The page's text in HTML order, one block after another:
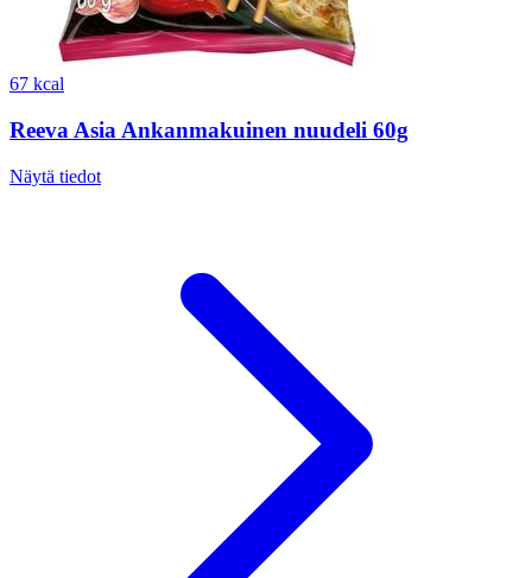
67 kcal
Reeva Asia Ankanmakuinen nuudeli 60g
Näytä tiedot